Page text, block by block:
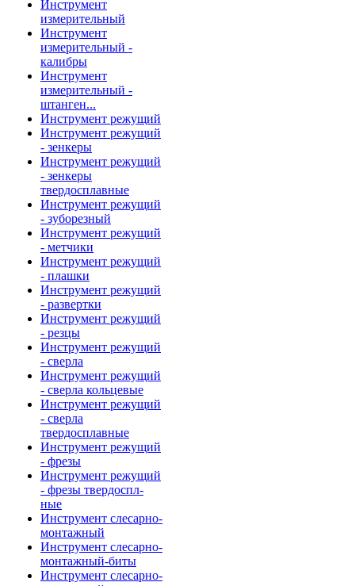
Инструмент
измерительный
Инструмент
измерительный -
калибры
Инструмент
измерительный -
штанген...
Инструмент режущий
Инструмент режущий
- зенкеры
Инструмент режущий
- зенкеры
твердосплавные
Инструмент режущий
- зуборезный
Инструмент режущий
- метчики
Инструмент режущий
- плашки
Инструмент режущий
- развертки
Инструмент режущий
- резцы
Инструмент режущий
- сверла
Инструмент режущий
- сверла кольцевые
Инструмент режущий
- сверла
твердосплавные
Инструмент режущий
- фрезы
Инструмент режущий
- фрезы твердоспл-
ные
Инструмент слесарно-
монтажный
Инструмент слесарно-
монтажный-биты
Инструмент слесарно-